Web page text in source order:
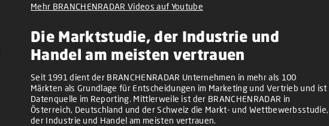
Mehr BRANCHENRADAR Videos auf Youtube
Die Marktstudie, der Industrie und
Handel am meisten vertrauen
Seit 1991 dient der BRANCHENRADAR Unternehmen in mehr als 100
Märkten als Grundlage für Entscheidungen im Marketing und Vertrieb und ist
Datenquelle im Reporting. Mittlerweile ist der BRANCHENRADAR in
Österreich, Deutschland und der Schweiz die Markt- und Wettbewerbsstudie,
der Industrie und Handel am meisten vertrauen.